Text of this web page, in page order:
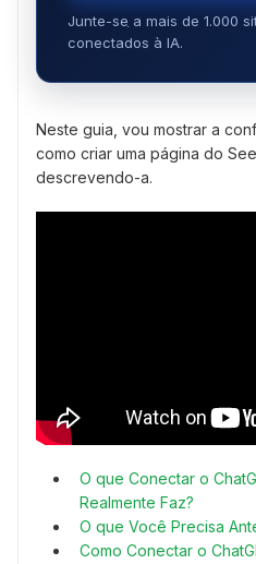
Junte-se a mais de 1.000
conectados à IA.
Neste guia, vou mostrar a
como criar uma página do
descrevendo-a.
O que Conectar o
Realmente Faz?
O que Você Precisa
Como Conectar o